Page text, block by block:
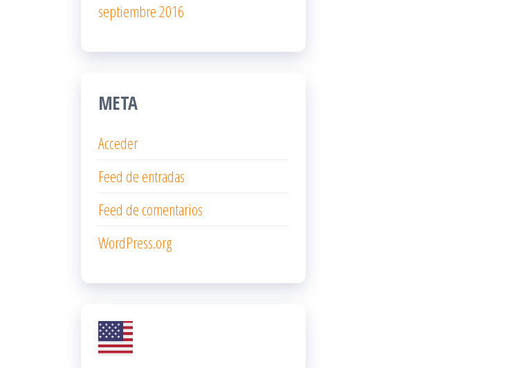
septiembre 2016
META
Acceder
Feed de entradas
Feed de comentarios
WordPress.org